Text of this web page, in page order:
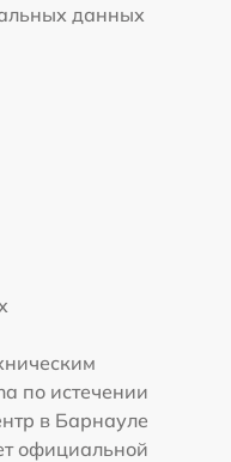
данных
по истечении
в Барнауле
официальной